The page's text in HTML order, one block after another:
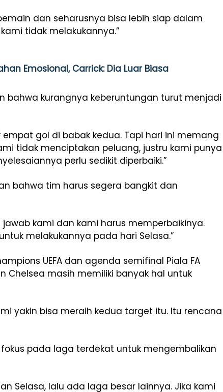
dan seharusnya bisa lebih siap dalam
tidak melakukannya.”
Emosional, Carrick: Dia Luar Biasa
bahwa kurangnya keberuntungan turut menjadi
empat gol di babak kedua. Tapi hari ini memang
tidak menciptakan peluang, justru kami punya
perlu sedikit diperbaiki.”
bahwa tim harus segera bangkit dan
kami dan kami harus memperbaikinya.
melakukannya pada hari Selasa.”
UEFA dan agenda semifinal Piala FA
Chelsea masih memiliki banyak hal untuk
yakin bisa meraih kedua target itu. Itu rencana
pada laga terdekat untuk mengembalikan
Selasa, lalu ada laga besar lainnya. Jika kami